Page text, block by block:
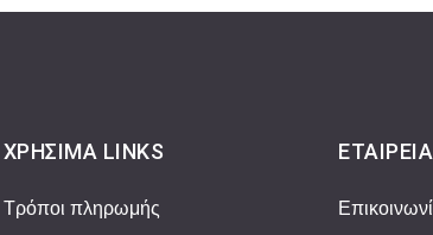
ΧΡΉΣΙΜΑ LINKS
Τρόποι πληρωμής
ΕΤΑΙΡΕΊΑ